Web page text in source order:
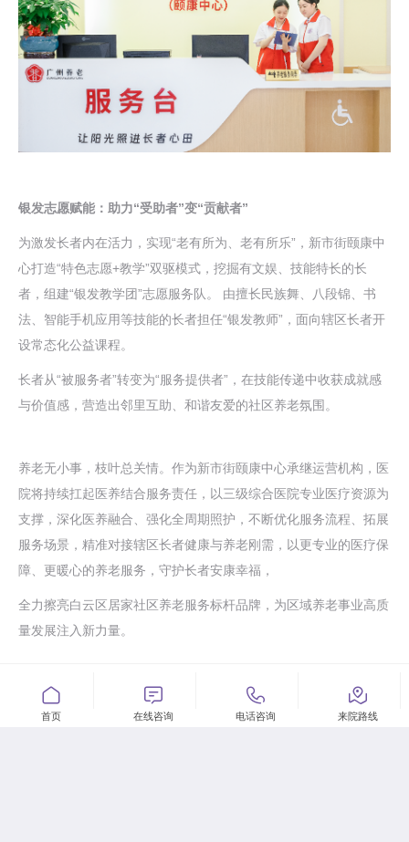
银发志愿赋能：助力“受助者”变“贡献者”
为激发长者内在活力，实现“老有所为、老有所乐”，新市街颐康中
心打造“特色志愿+教学”双驱模式，挖掘有文娱、技能特长的长
者，组建“银发教学团”志愿服务队。 由擅长民族舞、八段锦、书
法、智能手机应用等技能的长者担任“银发教师”，面向辖区长者开
设常态化公益课程。
长者从“被服务者”转变为“服务提供者”，在技能传递中收获成就感
与价值感，营造出邻里互助、和谐友爱的社区养老氛围。
养老无小事，枝叶总关情。作为新市街颐康中心承继运营机构，医
院将持续扛起医养结合服务责任，以三级综合医院专业医疗资源为
支撑，深化医养融合、强化全周期照护，不断优化服务流程、拓展
服务场景，精准对接辖区长者健康与养老刚需，以更专业的医疗保
障、更暖心的养老服务，守护长者安康幸福，
全力擦亮白云区居家社区养老服务标杆品牌，为区域养老事业高质
量发展注入新力量。

首页

在线咨询

电话咨询

来院路线
医院地址：广州市白云区新市新街79号之一、之二